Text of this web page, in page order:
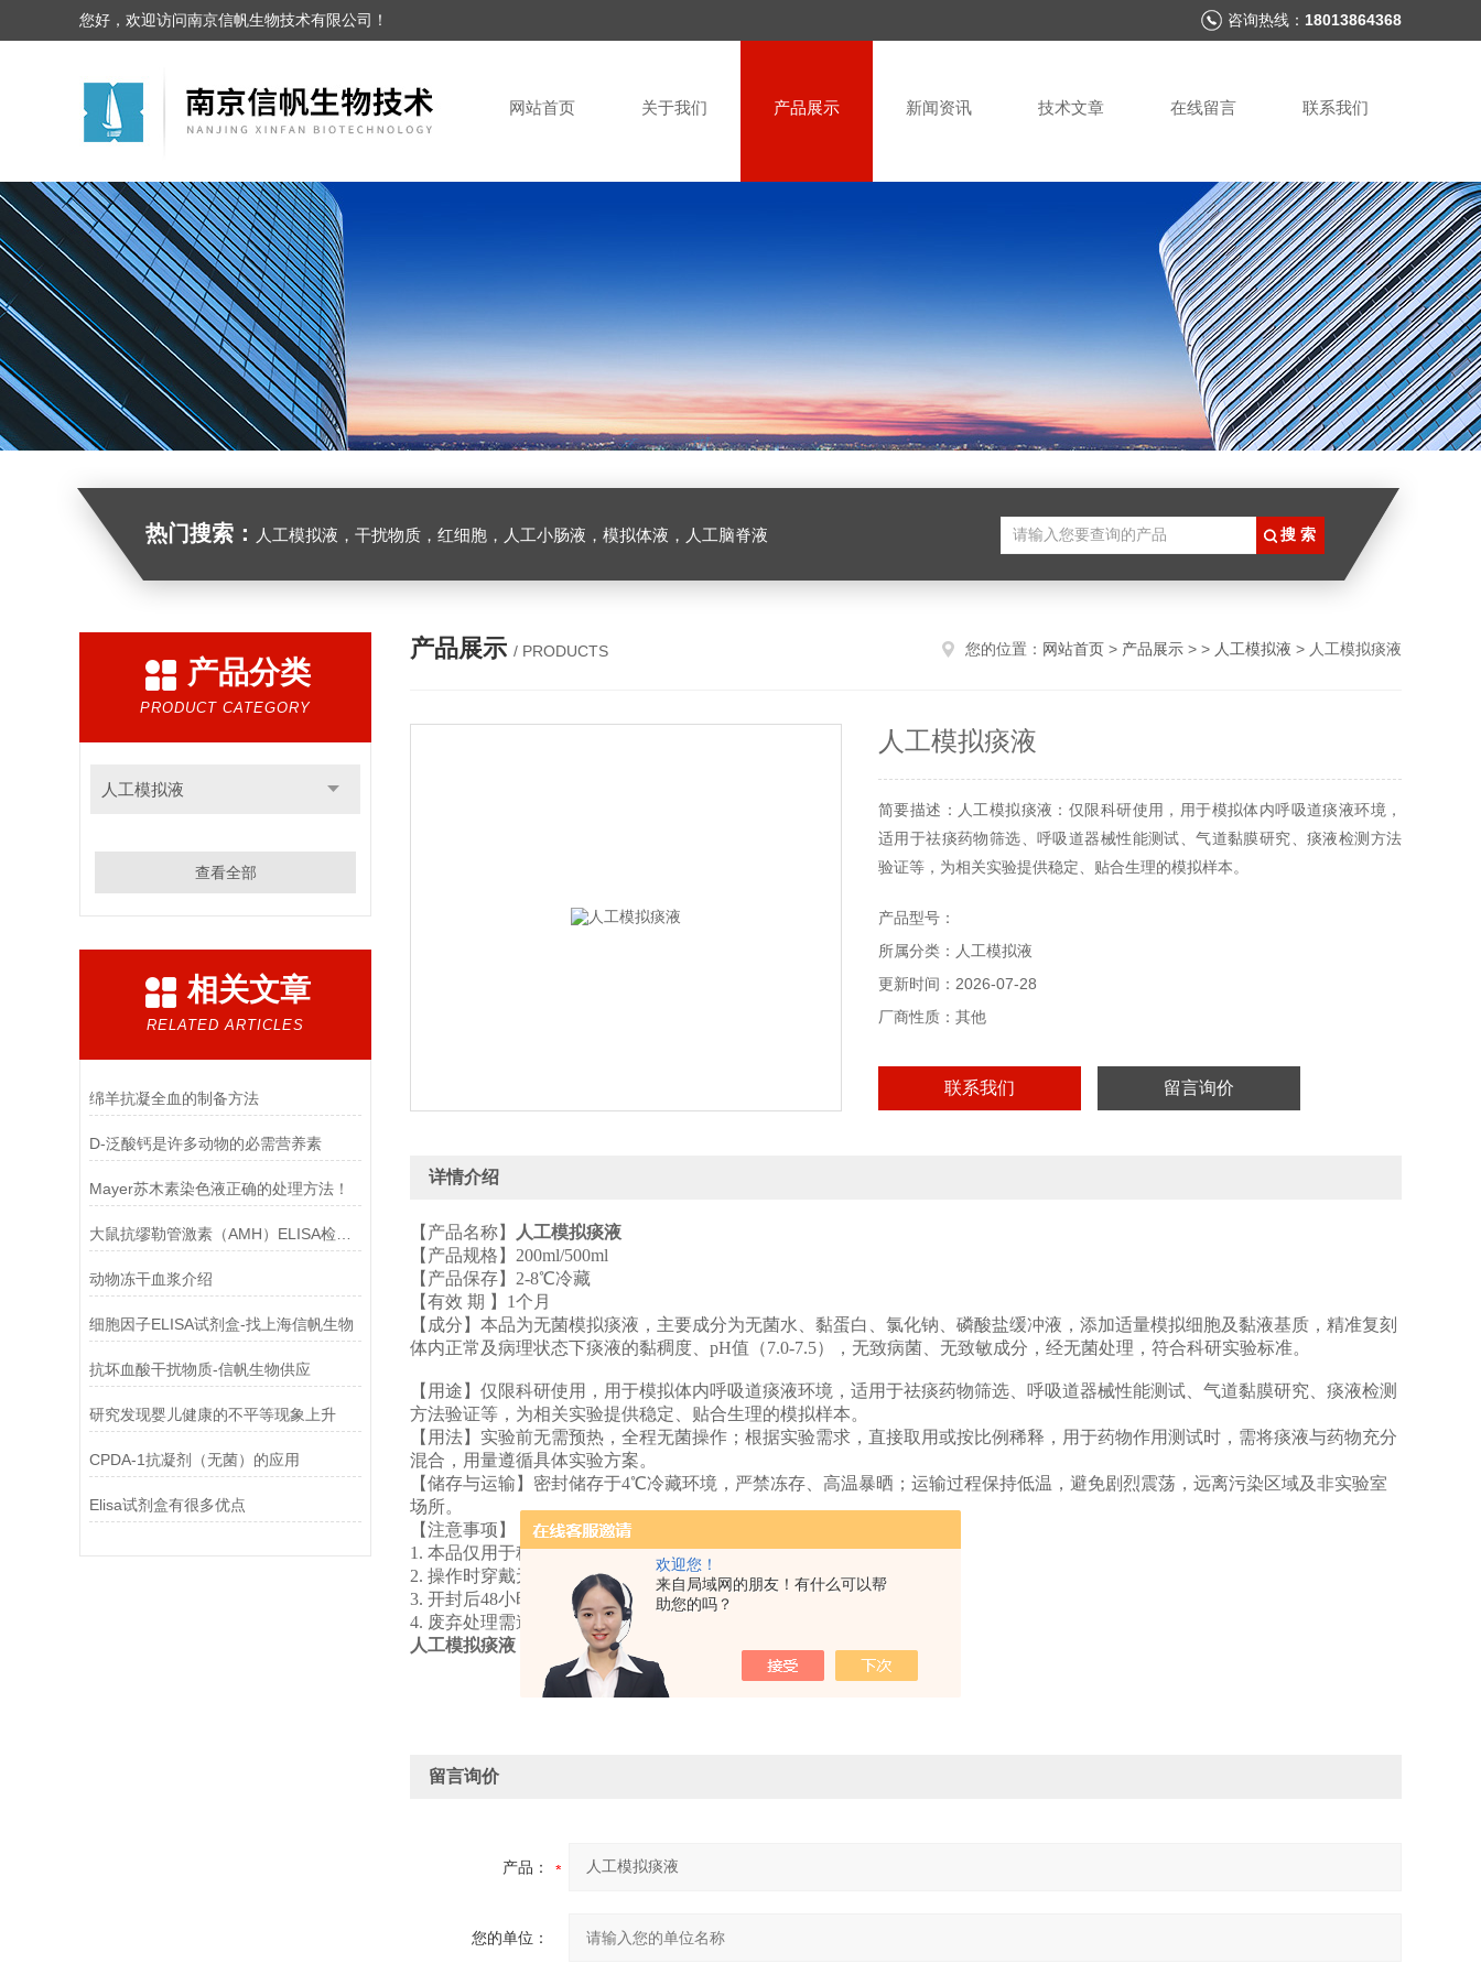
欢迎您！
来自局域网的朋友！有什么可以帮
助您的吗？
您好，欢迎访问南京信帆生物技术有限公司！ 咨询热线： 18013864368
网站首页 关于我们 产品展示 新闻资讯 技术文章 在线留言 联系我们
热门搜索： 人工模拟液，干扰物质，红细胞，人工小肠液，模拟体液，人工脑脊液
产品分类
PRODUCT CATEGORY
人工模拟液
查看全部
相关文章
RELATED ARTICLES
绵羊抗凝全血的制备方法
D-泛酸钙是许多动物的必需营养素
Mayer苏木素染色液正确的处理方法！
动物冻干血浆介绍
细胞因子ELISA试剂盒-找上海信帆生物
抗坏血酸干扰物质-信帆生物供应
研究发现婴儿健康的不平等现象上升
CPDA-1抗凝剂（无菌）的应用
Elisa试剂盒有很多优点
产品展示 / PRODUCTS 您的位置： 网站首页 > 产品展示 > > 人工模拟液 > 人工模拟痰液
人工模拟痰液
简要描述：人工模拟痰液：仅限科研使用，用于模拟体内呼吸道痰液环境，
适用于祛痰药物筛选、呼吸道器械性能测试、气道黏膜研究、痰液检测方法
验证等，为相关实验提供稳定、贴合生理的模拟样本。
产品型号：
所属分类：人工模拟液
更新时间：2026-07-28
厂商性质：其他
联系我们 留言询价
详情介绍
【产品名称】
人工模拟痰液
【产品规格】200ml/500ml
【产品保存】2-8℃冷藏
【有效 期 】 1个月
【成分】本品为无菌模拟痰液，主要成分为无菌水、黏蛋白、氯化钠、磷酸盐缓冲液，添加适量模拟细胞及黏液基质，精准复刻
体内正常及病理状态下痰液的黏稠度、 pH值（7.0-7.5），无致病菌、无致敏成分，经无菌处理，符合科研实验标准。
【用途】仅限科研使用，用于模拟体内呼吸道痰液环境，适用于祛痰药物筛选、呼吸道器械性能测试、气道黏膜研究、痰液检测
方法验证等，为相关实验提供稳定、贴合生理的模拟样本。
【用法】实验前无需预热，全程无菌操作；根据实验需求，直接取用或按比例稀释，用于药物作用测试时，需将痰液与药物充分
混合，用量遵循具体实验方案。
【储存与运输】密封储存于4℃冷藏环境，严禁冻存、高温暴晒；运输过程保持低温，避免剧烈震荡，远离污染区域及非实验室
场所。
【注意事项】
1. 本品仅用于科研，严禁用于临床诊断、治疗及其他非科研用途；
2. 操作时穿戴无菌防护用品，避免接触皮肤黏膜；
3. 开封后48小时内用完，出现异味、分层、浑浊时禁止使用；
4. 废弃处理需遵循实验室医疗废弃物处理规范。
人工模拟痰液
留言询价
产品：
您的单位：